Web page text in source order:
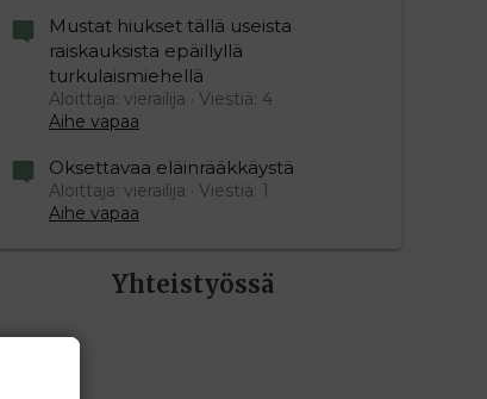
Mustat hiukset tällä useista
raiskauksista epäillyllä
turkulaismiehellä
Aloittaja: vierailija
Viestiä: 4
Aihe vapaa
Oksettavaa eläinrääkkäystä
Aloittaja: vierailija
Viestiä: 1
Aihe vapaa
Yhteistyössä